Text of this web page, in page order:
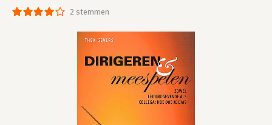
2 stemmen